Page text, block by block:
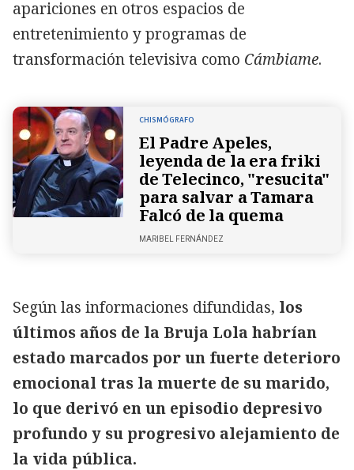
apariciones en otros espacios de
entretenimiento y programas de
transformación televisiva como Cámbiame.
CHISMÓGRAFO
El Padre Apeles,
leyenda de la era friki
de Telecinco, "resucita"
para salvar a Tamara
Falcó de la quema
MARIBEL FERNÁNDEZ
Según las informaciones difundidas, los
últimos años de la Bruja Lola habrían
estado marcados por un fuerte deterioro
emocional tras la muerte de su marido,
lo que derivó en un episodio depresivo
profundo y su progresivo alejamiento de
la vida pública.